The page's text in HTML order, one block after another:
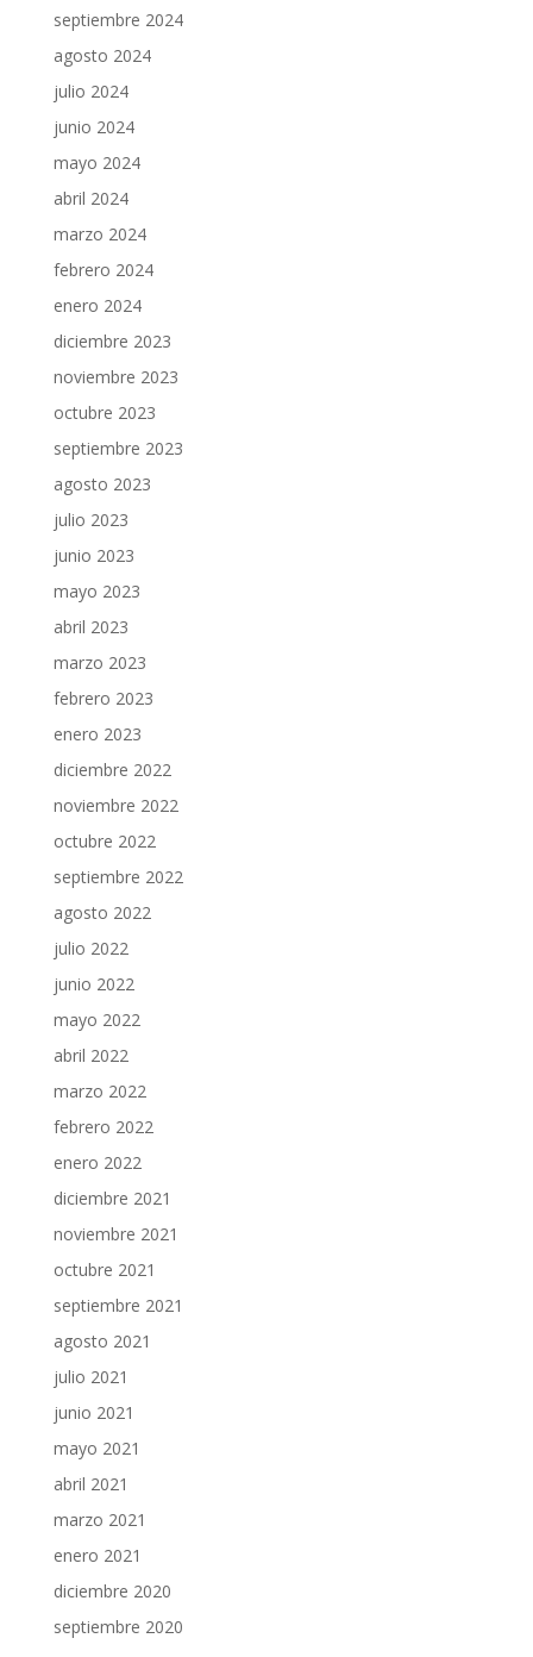
septiembre 2024
agosto 2024
julio 2024
junio 2024
mayo 2024
abril 2024
marzo 2024
febrero 2024
enero 2024
diciembre 2023
noviembre 2023
octubre 2023
septiembre 2023
agosto 2023
julio 2023
junio 2023
mayo 2023
abril 2023
marzo 2023
febrero 2023
enero 2023
diciembre 2022
noviembre 2022
octubre 2022
septiembre 2022
agosto 2022
julio 2022
junio 2022
mayo 2022
abril 2022
marzo 2022
febrero 2022
enero 2022
diciembre 2021
noviembre 2021
octubre 2021
septiembre 2021
agosto 2021
julio 2021
junio 2021
mayo 2021
abril 2021
marzo 2021
enero 2021
diciembre 2020
septiembre 2020